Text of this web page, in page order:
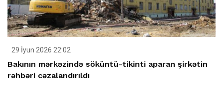
29 İyun 2026 22:02
Bakının mərkəzində söküntü-tikinti aparan şirkətin
rəhbəri cəzalandırıldı